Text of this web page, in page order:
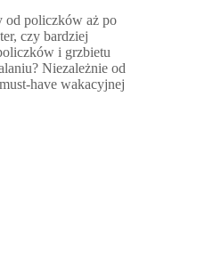
od policzków aż po
czy bardziej
i grzbietu
Niezależnie od
have wakacyjnej